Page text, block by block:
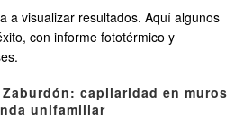
a visualizar resultados. Aquí algunos
con informe fototérmico y
capilaridad en muros
unifamiliar